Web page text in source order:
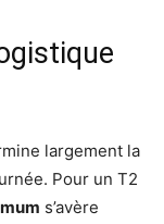
largement la
Pour un T2
s’avère